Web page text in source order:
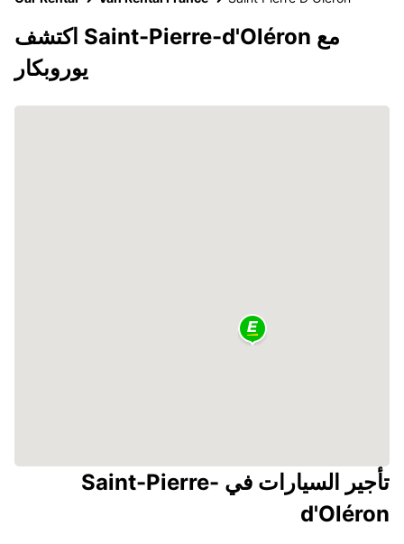
اكتشف Saint-Pierre-d'Oléron مع
يوروبكار
تأجير السيارات في Saint-Pierre-
d'Oléron